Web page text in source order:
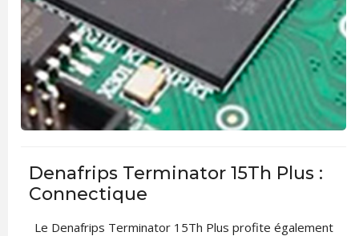
Denafrips Terminator 15Th Plus :
Connectique
Le Denafrips Terminator 15Th Plus profite également